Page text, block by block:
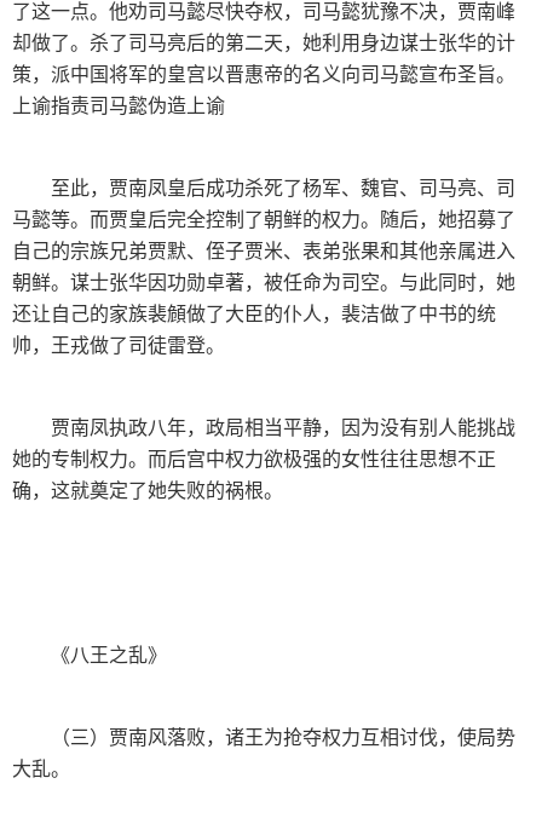
了这一点。他劝司马懿尽快夺权，司马懿犹豫不决，贾南峰
却做了。杀了司马亮后的第二天，她利用身边谋士张华的计
策，派中国将军的皇宫以晋惠帝的名义向司马懿宣布圣旨。
上谕指责司马懿伪造上谕
至此，贾南凤皇后成功杀死了杨军、魏官、司马亮、司
马懿等。而贾皇后完全控制了朝鲜的权力。随后，她招募了
自己的宗族兄弟贾默、侄子贾米、表弟张果和其他亲属进入
朝鲜。谋士张华因功勋卓著，被任命为司空。与此同时，她
还让自己的家族裴頠做了大臣的仆人，裴洁做了中书的统
帅，王戎做了司徒雷登。
贾南凤执政八年，政局相当平静，因为没有别人能挑战
她的专制权力。而后宫中权力欲极强的女性往往思想不正
确，这就奠定了她失败的祸根。
《八王之乱》
（三）贾南风落败，诸王为抢夺权力互相讨伐，使局势
大乱。